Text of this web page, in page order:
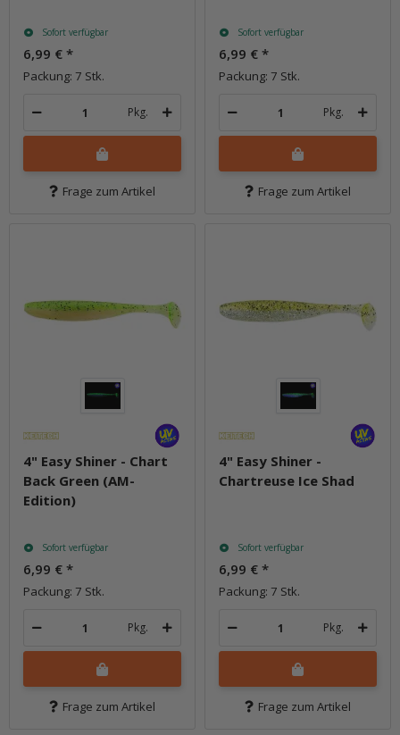
Sofort verfügbar
6,99 € *
Packung: 7 Stk.
Pkg.
Frage zum Artikel
Sofort verfügbar
6,99 € *
Packung: 7 Stk.
Pkg.
Frage zum Artikel
4" Easy Shiner - Chart
Back Green (AM-
Edition)
Sofort verfügbar
6,99 € *
Packung: 7 Stk.
Pkg.
Frage zum Artikel
4" Easy Shiner -
Chartreuse Ice Shad
Sofort verfügbar
6,99 € *
Packung: 7 Stk.
Pkg.
Frage zum Artikel